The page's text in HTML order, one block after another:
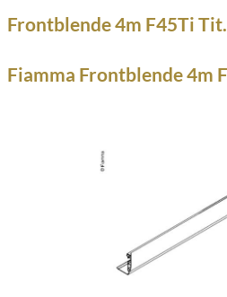
Frontblende 4m F45Ti Tit.
Fiamma Frontblende 4m